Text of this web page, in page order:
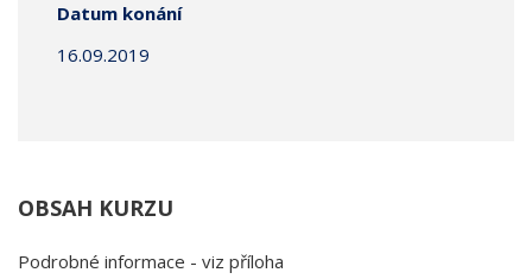
Datum konání
16.09.2019
OBSAH KURZU
Podrobné informace - viz příloha